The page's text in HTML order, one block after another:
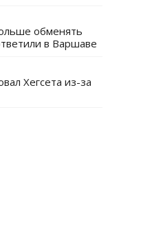
обменять
в Варшаве
Хегсета из-за